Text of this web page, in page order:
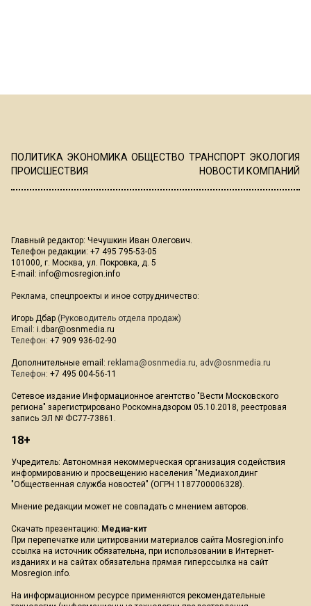
ПОЛИТИКА ЭКОНОМИКА ОБЩЕСТВО ТРАНСПОРТ ЭКОЛОГИЯ
ПРОИСШЕСТВИЯ
НОВОСТИ КОМПАНИЙ
Главный редактор: Чечушкин Иван Олегович.
Телефон редакции: +7 495 795-53-05
101000, г. Москва, ул. Покровка, д. 5
E-mail: info@mosregion.info
Реклама, спецпроекты и иное сотрудничество:
Игорь Дбар (Руководитель отдела продаж)
Email: i.dbar@osnmedia.ru
Телефон: +7 909 936-02-90
Дополнительные email: reklama@osnmedia.ru, adv@osnmedia.ru
Телефон: +7 495 004-56-11
Сетевое издание Информационное агентство "Вести Московского
региона" зарегистрировано Роскомнадзором 05.10.2018, реестровая
запись ЭЛ № ФС77-73861.
18+
Учредитель: Автономная некоммерческая организация содействия
информированию и просвещению населения "Медиахолдинг
"Общественная служба новостей" (ОГРН 1187700006328).
Мнение редакции может не совпадать с мнением авторов.
Скачать презентацию: Медиа-кит
При перепечатке или цитировании материалов сайта Mosregion.info
ссылка на источник обязательна, при использовании в Интернет-
изданиях и на сайтах обязательна прямая гиперссылка на сайт
Mosregion.info.
На информационном ресурсе применяются рекомендательные